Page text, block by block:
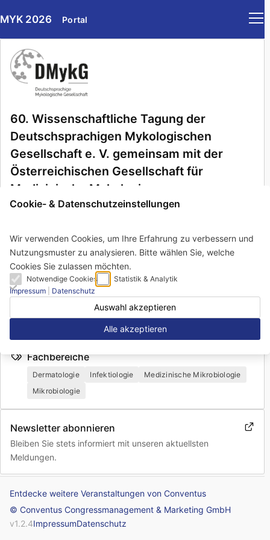
MYK 2026 Portal
60. Wissenschaftliche Tagung der
Deutschsprachigen Mykologischen
Gesellschaft e. V. gemeinsam mit der
Österreichischen Gesellschaft für
Medizinische Mykologie
17.–19. September 2026
Wo
Graz, Österreich
Homepage
https://dmykg-kongress.de/
Deutsch, Englisch
Fachbereiche
Dermatologie Infektiologie
Medizinische Mikrobiologie
Mikrobiologie
Links
Newsletter abonnieren
Bleiben Sie stets informiert mit unseren aktuellsten
Meldungen.
Entdecke weitere Veranstaltungen von Conventus
© Conventus Congressmanagement & Marketing GmbH
v1.2.4ImpressumDatenschutz
Cookie- & Datenschutzeinstellungen
Wir verwenden Cookies, um Ihre Erfahrung zu verbessern und
Nutzungsmuster zu analysieren. Bitte wählen Sie, welche
Cookies Sie zulassen möchten.
Notwendige Cookies
Statistik & Analytik
Impressum
Datenschutz
Auswahl akzeptieren
Alle akzeptieren